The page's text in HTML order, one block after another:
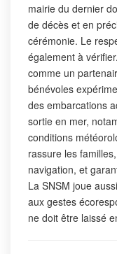
mairie du dernier
de décès et en
cérémonie. Le
également à
comme un
bénévoles
des embarcations
sortie en mer,
conditions
rassure les
navigation, et
La SNSM joue
aux gestes
ne doit être laissé